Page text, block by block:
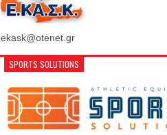
ekask@otenet.gr
SPORTS SOLUTIONS